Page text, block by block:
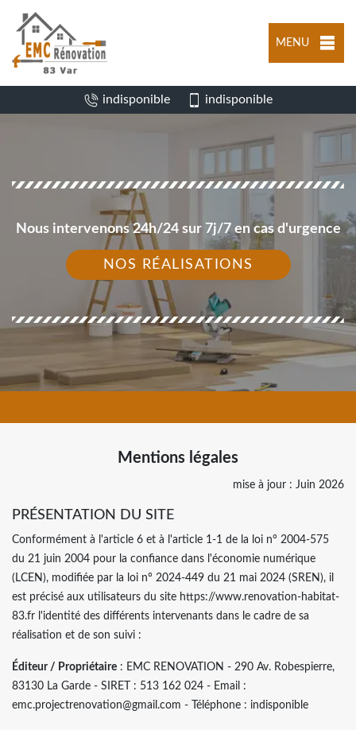
MENU
indisponible indisponible
Nous intervenons 24h/24 sur 7j/7 en cas d'urgence
NOS RÉALISATIONS
Mentions légales
mise à jour : Juin 2026
PRÉSENTATION DU SITE
Conformément à l'article 6 et à l'article 1-1 de la loi n° 2004-575
du 21 juin 2004 pour la confiance dans l'économie numérique
(LCEN), modifiée par la loi n° 2024-449 du 21 mai 2024 (SREN), il
est précisé aux utilisateurs du site https://www.renovation-habitat-
83.fr l'identité des différents intervenants dans le cadre de sa
réalisation et de son suivi :
Éditeur / Propriétaire : EMC RENOVATION - 290 Av. Robespierre,
83130 La Garde - SIRET : 513 162 024 - Email :
emc.projectrenovation@gmail.com - Téléphone : indisponible